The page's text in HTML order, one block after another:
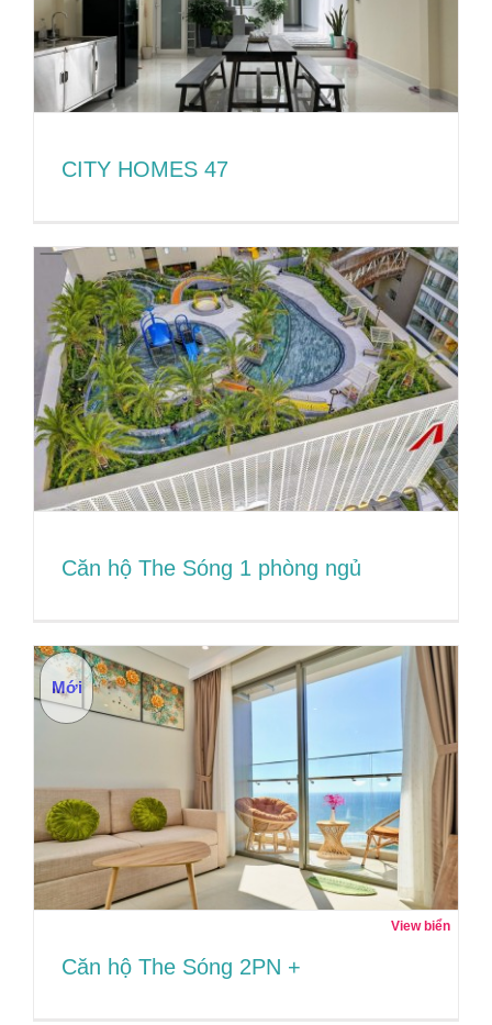
CITY HOMES 47
CITY HOMES 47
Căn hộ The Sóng 1 phòng ngủ
Căn hộ The Sóng 1 phòng ngủ
Mới
View biển
Căn hộ The Sóng 2PN +